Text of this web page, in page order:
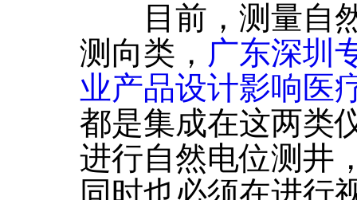
目前，测量自然
测向类， 广东深圳
业产品设计影响医
都是集成在这两类
进行自然电位测井